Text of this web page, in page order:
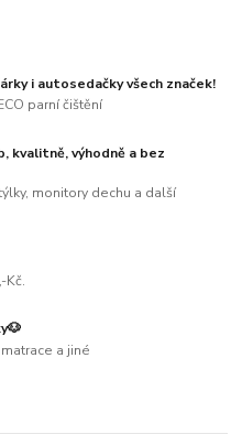
i autosedačky všech značek!
parní čištění
kvalitně, výhodně a bez
monitory dechu a další
Kč.
a jiné